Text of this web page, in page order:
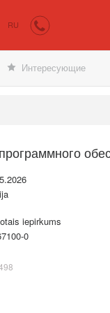
RU
Интересующие
iepirkums
0